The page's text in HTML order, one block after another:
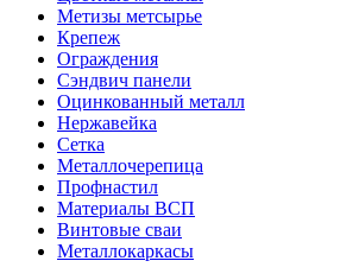
Метизы метсырье
Крепеж
Ограждения
Сэндвич панели
Оцинкованный металл
Нержавейка
Сетка
Металлочерепица
Профнастил
Материалы ВСП
Винтовые сваи
Металлокаркасы